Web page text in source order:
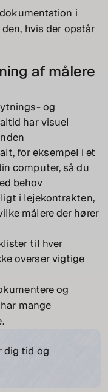
i
hvis der opstår
af målere
og
har visuel
for eksempel i et
computer, så du
behov
i lejekontrakten,
målere der hører
til hver
overser vigtige
og
mange
dig tid og